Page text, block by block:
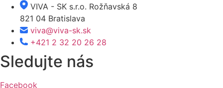
VIVA - SK s.r.o. Rožňavská 8
821 04 Bratislava
viva@viva-sk.sk
+421 2 32 20 26 28
Sledujte nás
Facebook